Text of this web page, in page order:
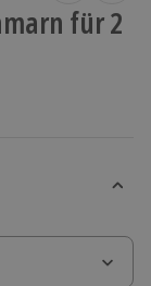
für 2